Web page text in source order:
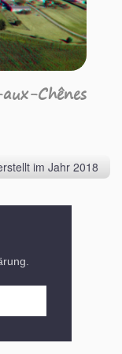
Chênes
im Jahr 2018